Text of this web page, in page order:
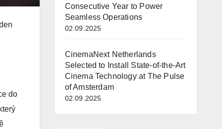
do
Consecutive Year to Power
Seamless Operations
02.09.2025
CinemaNext Netherlands
Selected to Install State-of-the-Art
Cinema Technology at The Pulse
of Amsterdam
02.09.2025